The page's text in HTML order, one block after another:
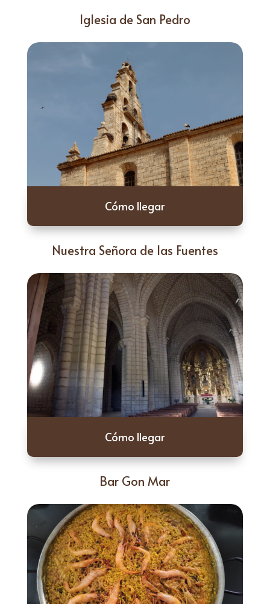
Iglesia de San Pedro
Cómo llegar
Nuestra Señora de las Fuentes
Cómo llegar
Bar Gon Mar